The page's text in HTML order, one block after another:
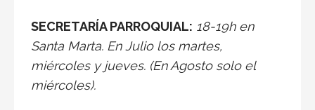
SECRETARÍA PARROQUIAL: 18-19h en
Santa Marta. En Julio los martes,
miércoles y jueves. (En Agosto solo el
miércoles).